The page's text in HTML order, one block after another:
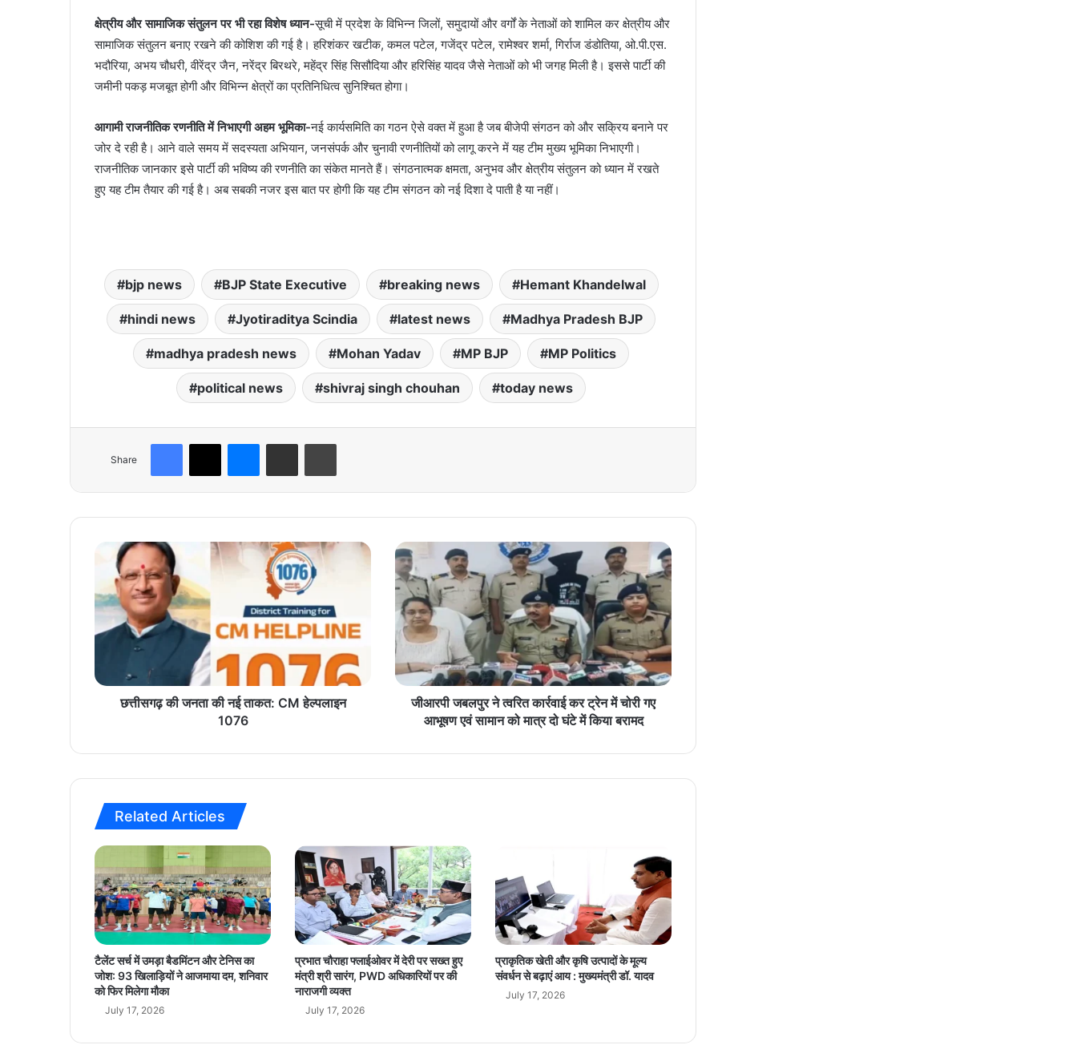
क्षेत्रीय और सामाजिक संतुलन पर भी रहा विशेष ध्यान-सूची में प्रदेश के विभिन्न जिलों, समुदायों और वर्गों के नेताओं को शामिल कर क्षेत्रीय और
सामाजिक संतुलन बनाए रखने की कोशिश की गई है। हरिशंकर खटीक, कमल पटेल, गजेंद्र पटेल, रामेश्वर शर्मा, गिर्राज डंडोतिया, ओ.पी.एस.
भदौरिया, अभय चौधरी, वीरेंद्र जैन, नरेंद्र बिरथरे, महेंद्र सिंह सिसौदिया और हरिसिंह यादव जैसे नेताओं को भी जगह मिली है। इससे पार्टी की
जमीनी पकड़ मजबूत होगी और विभिन्न क्षेत्रों का प्रतिनिधित्व सुनिश्चित होगा।
आगामी राजनीतिक रणनीति में निभाएगी अहम भूमिका-नई कार्यसमिति का गठन ऐसे वक्त में हुआ है जब बीजेपी संगठन को और सक्रिय बनाने पर
जोर दे रही है। आने वाले समय में सदस्यता अभियान, जनसंपर्क और चुनावी रणनीतियों को लागू करने में यह टीम मुख्य भूमिका निभाएगी।
राजनीतिक जानकार इसे पार्टी की भविष्य की रणनीति का संकेत मानते हैं। संगठनात्मक क्षमता, अनुभव और क्षेत्रीय संतुलन को ध्यान में रखते
हुए यह टीम तैयार की गई है। अब सबकी नजर इस बात पर होगी कि यह टीम संगठन को नई दिशा दे पाती है या नहीं।
bjp news BJP State Executive breaking news Hemant Khandelwal
hindi news Jyotiraditya Scindia latest news Madhya Pradesh BJP
madhya pradesh news Mohan Yadav MP BJP MP Politics
political news shivraj singh chouhan today news
Share
ग
की
ता
ता
C
हे
ल्प
ला
इ
न
1
0
7
6
छत्तीसगढ़ की जनता की नई ताकत: CM हेल्पलाइन
1076
जी
आ
र
ज
ब
ल
पु
र
त
र
ट्रे
न
में
चो
री
ग
ए
जीआरपी जबलपुर ने त्वरित कार्रवाई कर ट्रेन में चोरी गए
आभूषण एवं सामान को मात्र दो घंटे में किया बरामद
Related Articles
टैलेंट सर्च में उमड़ा बैडमिंटन और टेनिस का
जोश: 93 खिलाड़ियों ने आजमाया दम, शनिवार
को फिर मिलेगा मौका
July 17, 2026
प्रभात चौराहा फ्लाईओवर में देरी पर सख्त हुए
मंत्री श्री सारंग, PWD अधिकारियों पर की
नाराजगी व्यक्त
July 17, 2026
प्राकृतिक खेती और कृषि उत्पादों के मूल्य
संवर्धन से बढ़ाएं आय : मुख्यमंत्री डॉ. यादव
July 17, 2026